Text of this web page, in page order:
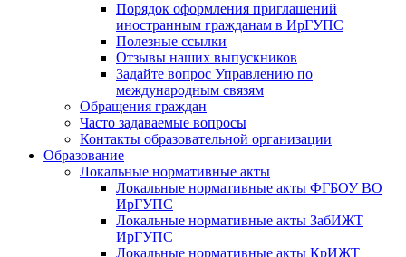
Порядок оформления приглашений
иностранным гражданам в ИрГУПС
Полезные ссылки
Отзывы наших выпускников
Задайте вопрос Управлению по
международным связям
Обращения граждан
Часто задаваемые вопросы
Контакты образовательной организации
Образование
Локальные нормативные акты
Локальные нормативные акты ФГБОУ ВО
ИрГУПС
Локальные нормативные акты ЗабИЖТ
ИрГУПС
Локальные нормативные акты КрИЖТ